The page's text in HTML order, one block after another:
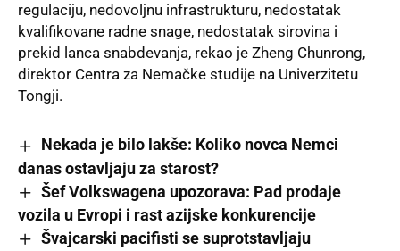
regulaciju, nedovoljnu infrastrukturu, nedostatak
kvalifikovane radne snage, nedostatak sirovina i
prekid lanca snabdevanja, rekao je Zheng Chunrong,
direktor Centra za Nemačke studije na Univerzitetu
Tongji.
Nekada je bilo lakše: Koliko novca Nemci
danas ostavljaju za starost?
Šef Volkswagena upozorava: Pad prodaje
vozila u Evropi i rast azijske konkurencije
Švajcarski pacifisti se suprotstavljaju